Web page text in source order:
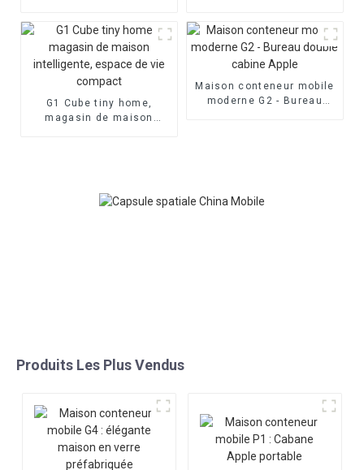
G1 Cube tiny home,
magasin de maison
Maison conteneur mobile
moderne G2 - Bureau
Produits Les Plus Vendus